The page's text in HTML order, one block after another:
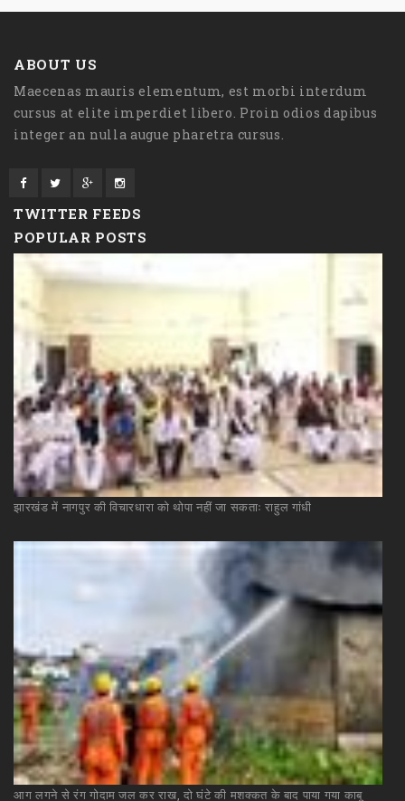
ABOUT US
Maecenas mauris elementum, est morbi interdum
cursus at elite imperdiet libero. Proin odios dapibus
integer an nulla augue pharetra cursus.
TWITTER FEEDS
POPULAR POSTS
झारखंड में नागपुर की विचारधारा को थोपा नहीं जा सकताः राहुल गांधी
आग लगने से रंग गोदाम जल कर राख, दो घंटे की मशक्कत के बाद पाया गया काबू